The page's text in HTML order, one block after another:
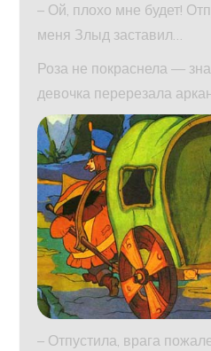
– Ой, плохо мне будет!
меня Злыд заставил…
Роза не покраснела —
девочка перерезала
– Отпустила, врага